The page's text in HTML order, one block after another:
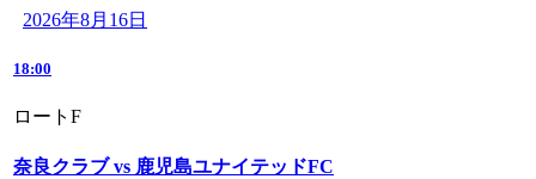
2026年8月16日
18:00
ロートF
奈良クラブ vs 鹿児島ユナイテッドFC